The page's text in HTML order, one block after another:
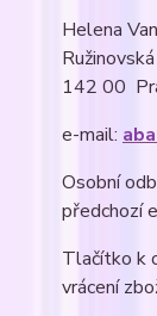
Helena
142 00
e-mail:
Osobní
předchozí
Tlačítko k
vrácení